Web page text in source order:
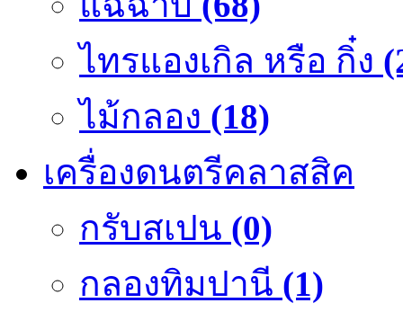
ไทรแองเกิล หรือ กิ๋ง
ไม้กลอง (18)
เครื่องดนตรีคลาสสิค
กรับสเปน (0)
กลองทิมปานี (1)